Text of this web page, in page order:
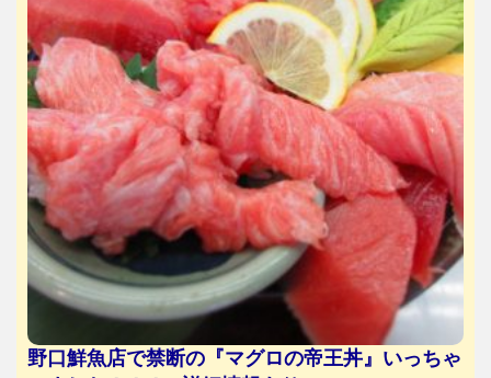
野口鮮魚店で禁断の『マグロの帝王丼』いっちゃ